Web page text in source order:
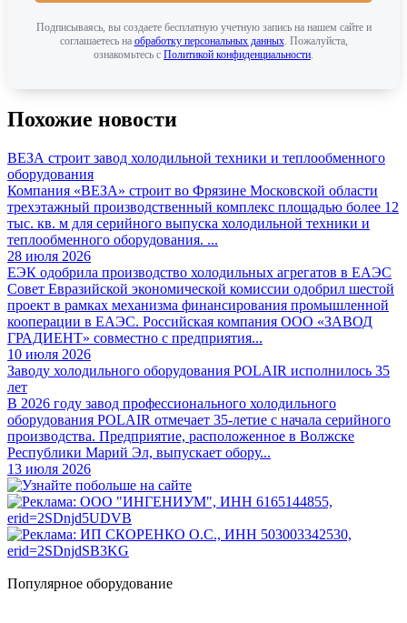
Подписываясь, вы создаете бесплатную учетную запись на нашем сайте и
соглашаетесь на обработку персональных данных. Пожалуйста,
ознакомьтесь с Политикой конфиденциальности.
Похожие новости
ВЕЗА строит завод холодильной техники и теплообменного
оборудования
Компания «ВЕЗА» строит во Фрязине Московской области
трехэтажный производственный комплекс площадью более 12
тыс. кв. м для серийного выпуска холодильной техники и
теплообменного оборудования. ...
28 июля 2026
ЕЭК одобрила производство холодильных агрегатов в ЕАЭС
Совет Евразийской экономической комиссии одобрил шестой
проект в рамках механизма финансирования промышленной
кооперации в ЕАЭС. Российская компания ООО «ЗАВОД
ГРАДИЕНТ» совместно с предприятия...
10 июля 2026
Заводу холодильного оборудования POLAIR исполнилось 35
лет
В 2026 году завод профессионального холодильного
оборудования POLAIR отмечает 35-летие с начала серийного
производства. Предприятие, расположенное в Волжске
Республики Марий Эл, выпускает обору...
13 июля 2026
Популярное оборудование